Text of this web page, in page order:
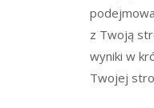
z Twoją
wyniki w
Twojej